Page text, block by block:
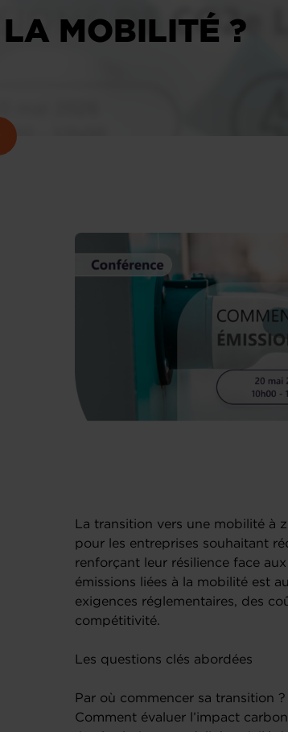
MOBILITÉ ?
La transition vers une mobilité à
pour les entreprises souhaitant
renforçant leur résilience face
émissions liées à la mobilité est
exigences réglementaires, des
compétitivité.
Les questions clés abordées
Par où commencer sa transition ?
Comment évaluer l’impact